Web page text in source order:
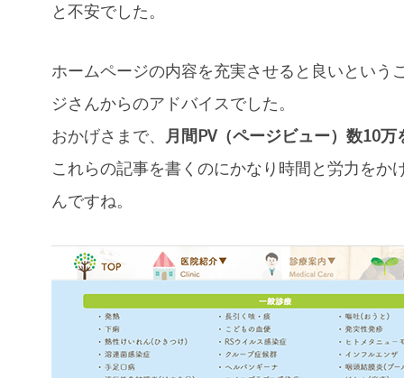
と不安でした。
ホームページの内容を充実させると良いという
ジさんからのアドバイスでした。
おかげさまで、 月間PV（ページビュー）数10
これらの記事を書くのにかなり時間と労力を
んですね。